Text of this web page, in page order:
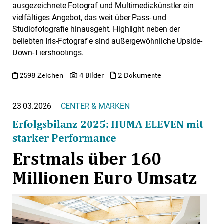
ausgezeichnete Fotograf und Multimediakünstler ein
vielfältiges Angebot, das weit über Pass- und
Studiofotografie hinausgeht. Highlight neben der
beliebten Iris-Fotografie sind außergewöhnliche Upside-
Down-Tiershootings.
2598 Zeichen 4 Bilder 2 Dokumente
23.03.2026 CENTER & MARKEN
Erfolgsbilanz 2025: HUMA ELEVEN mit
starker Performance
Erstmals über 160
Millionen Euro Umsatz